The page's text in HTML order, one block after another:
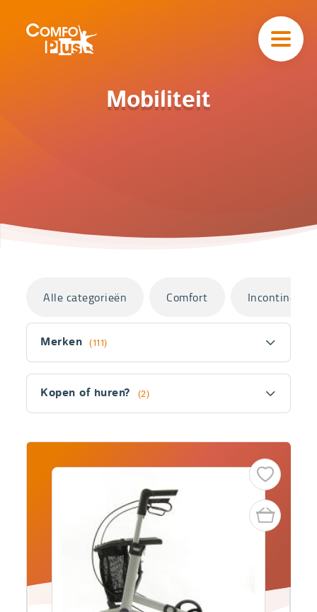
Mobiliteit
navigatieComfoPlus
section
Filter
Merken (111)
Kopen of huren? (2)
Alle categorieën Comfort Incontinentie
Producten